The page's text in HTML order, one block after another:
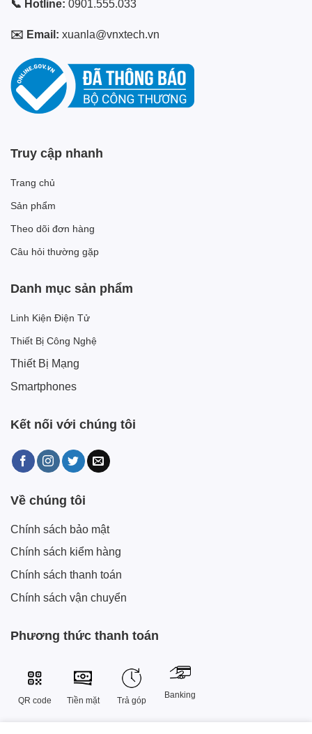
📞 Hotline: 0901.555.033
✉️ Email: xuanla@vnxtech.vn
Truy cập nhanh
Trang chủ
Sản phẩm
Theo dõi đơn hàng
Câu hỏi thường gặp
Danh mục sản phẩm
Linh Kiện Điện Tử
Thiết Bị Công Nghệ
Thiết Bị Mạng
Smartphones
Kết nối với chúng tôi
Về chúng tôi
Chính sách bảo mật
Chính sách kiểm hàng
Chính sách thanh toán
Chính sách vận chuyển
Phương thức thanh toán
QR code Tiền mặt Trả góp
Banking